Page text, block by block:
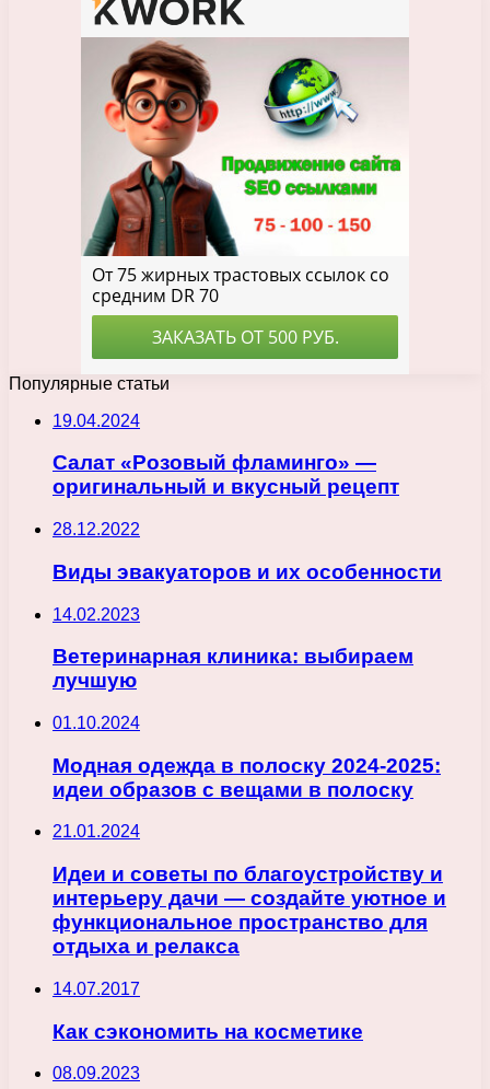
Популярные статьи
19.04.2024
Салат «Розовый фламинго» —
оригинальный и вкусный рецепт
28.12.2022
Виды эвакуаторов и их особенности
14.02.2023
Ветеринарная клиника: выбираем
лучшую
01.10.2024
Модная одежда в полоску 2024-2025:
идеи образов с вещами в полоску
21.01.2024
Идеи и советы по благоустройству и
интерьеру дачи — создайте уютное и
функциональное пространство для
отдыха и релакса
14.07.2017
Как сэкономить на косметике
08.09.2023